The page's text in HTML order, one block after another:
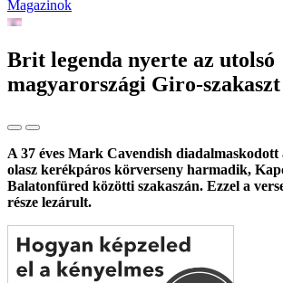
Magazinok
Brit legenda nyerte az utolsó
magyarországi Giro-szakaszt
A 37 éves Mark Cavendish
olasz kerékpáros körverseny harmadik,
Balatonfüred közötti szakaszán. Ezzel a
része lezárult.